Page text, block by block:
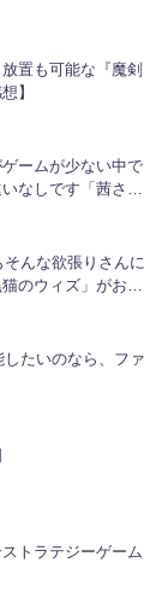
置も可能な『魔剣
】
ームが少ない中で
なしです「茜さす
んな欲張りさんに
のウィズ」がおす
たいのなら、ファ
トラテジーゲーム